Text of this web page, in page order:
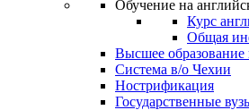
Обучение на
Курс
Общая
Высшее образование
Система в/о Чехии
Нострификация
Государственные